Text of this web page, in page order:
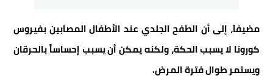
مضيفاَ، إلى أن الطفح الجلدي عند الأطفال المصابين بفيروس
كورونا لا يسبب الحكة، ولكنه يمكن أن يسبب إحساساً بالحرقان
ويستمر طوال فترة المرض.